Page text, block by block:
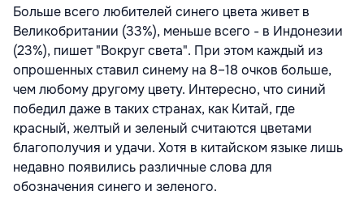
Больше всего любителей синего цвета живет в
Великобритании (33%), меньше всего - в Индонезии
(23%), пишет "Вокруг света". При этом каждый из
опрошенных ставил синему на 8–18 очков больше,
чем любому другому цвету. Интересно, что синий
победил даже в таких странах, как Китай, где
красный, желтый и зеленый считаются цветами
благополучия и удачи. Хотя в китайском языке лишь
недавно появились различные слова для
обозначения синего и зеленого.